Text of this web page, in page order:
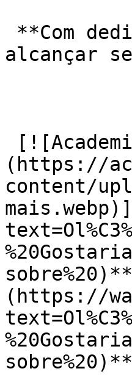
alcançar
(https://
content/
(https://